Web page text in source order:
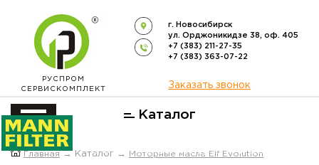
РУСПРОМ
СЕРВИСКОМПЛЕКТ
г. Новосибирск
ул. Орджоникидзе 38, оф. 405
+7 (383) 211-27-35
+7 (383) 363-07-22
Заказать звонок
Каталог
ОФИЦИАЛЬНЫЙ ДИСТРИБЬЮТОР
Главная → Каталог → Моторные масла Elf Evolution